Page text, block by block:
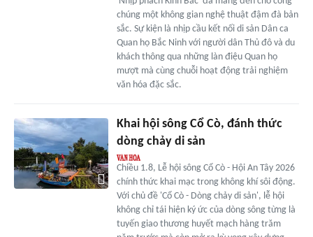
chúng một không gian nghệ thuật đậm đà bản
sắc. Sự kiện là nhịp cầu kết nối di sản Dân ca
Quan họ Bắc Ninh với người dân Thủ đô và du
khách thông qua những làn điệu Quan họ
mượt mà cùng chuỗi hoạt động trải nghiệm
văn hóa đặc sắc.
Khai hội sông Cổ Cò, đánh thức
dòng chảy di sản
Chiều 1.8, Lễ hội sông Cổ Cò - Hội An Tây 2026
chính thức khai mạc trong không khí sôi động.
Với chủ đề 'Cổ Cò - Dòng chảy di sản', lễ hội
không chỉ tái hiện ký ức của dòng sông từng là
tuyến giao thương huyết mạch hàng trăm